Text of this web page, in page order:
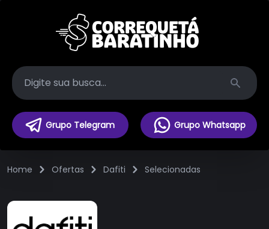
Search
Grupo Telegram Grupo Whatsapp
Home Ofertas Dafiti Selecionadas